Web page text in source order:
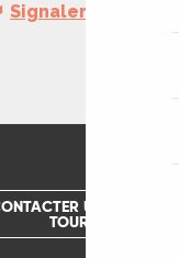
Signaler une erreur
UN OFFICE DE
TOURISME